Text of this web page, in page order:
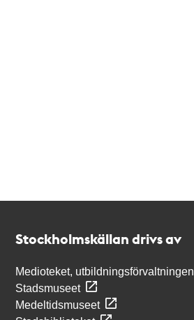
Stockholmskällan drivs av
Medioteket, utbildningsförvaltningen
Stadsmuseet
Medeltidsmuseet